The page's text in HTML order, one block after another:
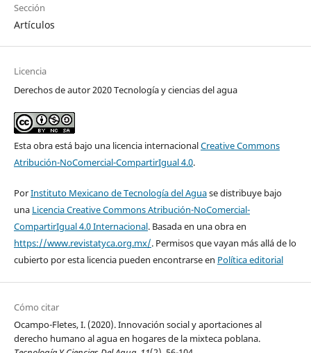
Sección
Artículos
Licencia
Derechos de autor 2020 Tecnología y ciencias del agua
Esta obra está bajo una licencia internacionalCreative Commons
Atribución-NoComercial-CompartirIgual 4.0.
PorInstituto Mexicano de Tecnología del Aguase distribuye bajo
una Licencia Creative Commons Atribución-NoComercial-
CompartirIgual 4.0 Internacional. Basada en una obra en
https://www.revistatyca.org.mx/. Permisos que vayan más allá de lo
cubierto por esta licencia pueden encontrarse en Política editorial
Cómo citar
Ocampo-Fletes, I. (2020). Innovación social y aportaciones al
derecho humano al agua en hogares de la mixteca poblana.